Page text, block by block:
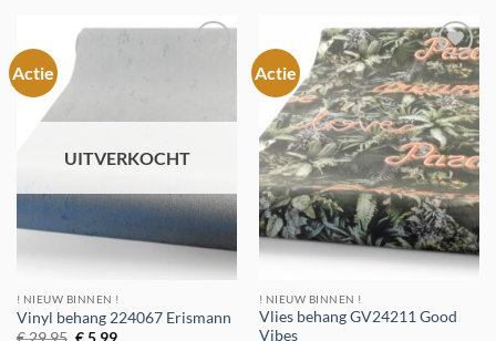
Actie
UITVERKOCHT
! NIEUW BINNEN !
Vinyl behang 224067 Erismann
Oorspronkelijke
Huidige
Actie
Toevoegen
aan
verlanglijst
! NIEUW BINNEN !
Vlies behang GV24211 Good
Vibes